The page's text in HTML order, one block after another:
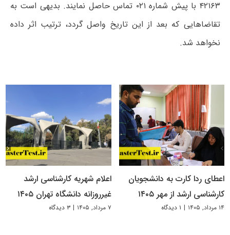
۴۲۱۶۳ با پیش شماره ۰۲۱ تماس حاصل نمایند. بدیهی است به
تقاضاهایی که بعد از این تاریخ واصل گردد، ترتیب اثر داده
نخواهد شد.
اعطای ردا کارت به دانشجویان
کارشناسی ارشد از مهر ۱۴۰۵
۱۴ مرداد, ۱۴۰۵ | ۱ دیدگاه
اعلام شهریه کارشناسی ارشد
غیرروزانه دانشگاه تهران ۱۴۰۵
۷ مرداد, ۱۴۰۵ | ۳ دیدگاه